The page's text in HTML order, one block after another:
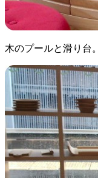
木のプールと滑り台。